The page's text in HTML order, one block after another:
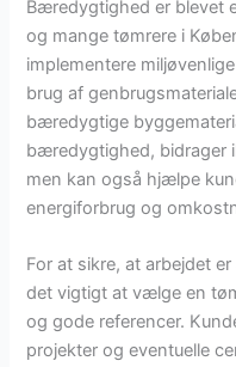
Bæredygtighed er blevet
og mange tømrere i
implementere
brug af
bæredygtige
bæredygtighed, bidrager
men kan også hjælpe
energiforbrug og
For at sikre, at arbejdet
det vigtigt at vælge en
og gode referencer.
projekter og eventuelle